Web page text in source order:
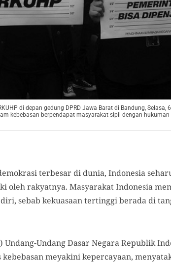
di depan gedung DPRD Jawa Barat di Bandung, Selasa,
kebebasan berpendapat masyarakat sipil dengan
terbesar di dunia, Indonesia
oleh rakyatnya. Masyarakat Indonesia
sebab kekuasaan tertinggi berada di
Undang Dasar Negara Republik
meyakini kepercayaan,